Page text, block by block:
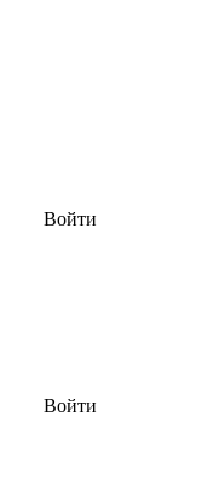
Войти
Войти